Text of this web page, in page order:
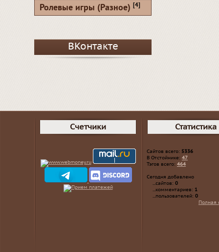
Ролевые игры (Разное) [4]
ВКонтакте
Счетчики Статистика
Сайтов всего: 5336
В Отстойнике: 47
Тэгов всего: 464
Сегодня добавлено
...сайтов: 0
...комментариев: 1
...пользователей: 0
Полная